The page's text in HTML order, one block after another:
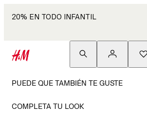
20% EN TODO INFANTIL
PUEDE QUE TAMBIÉN TE GUSTE
COMPLETA TU LOOK